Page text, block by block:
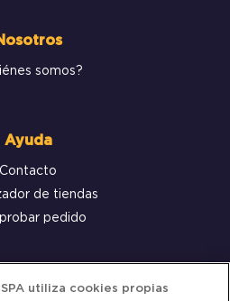
somos?
Ayuda
Contacto
de tiendas
pedido
al cliente
SPA utiliza cookies propias